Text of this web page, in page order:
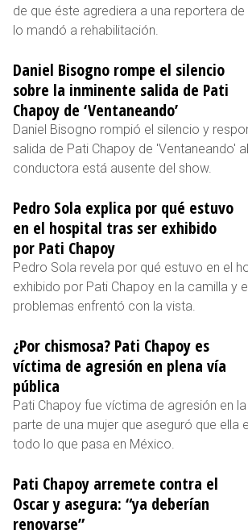
de que éste agrediera a una reportera
lo mandó a rehabilitación.
Daniel Bisogno rompe el silencio
sobre la inminente salida de Pati
Chapoy de ‘Ventaneando’
Daniel Bisogno rompió el silencio y
salida de Pati Chapoy de 'Ventaneando'
conductora está ausente del show.
Pedro Sola explica por qué estuvo
en el hospital tras ser exhibido
por Pati Chapoy
Pedro Sola revela por qué estuvo en el
exhibido por Pati Chapoy en la camilla y
problemas enfrentó con la vista.
¿Por chismosa? Pati Chapoy es
víctima de agresión en plena vía
pública
Pati Chapoy fue víctima de agresión en
parte de una mujer que aseguró que ella
todo lo que pasa en México.
Pati Chapoy arremete contra el
Oscar y asegura: “ya deberían
renovarse”